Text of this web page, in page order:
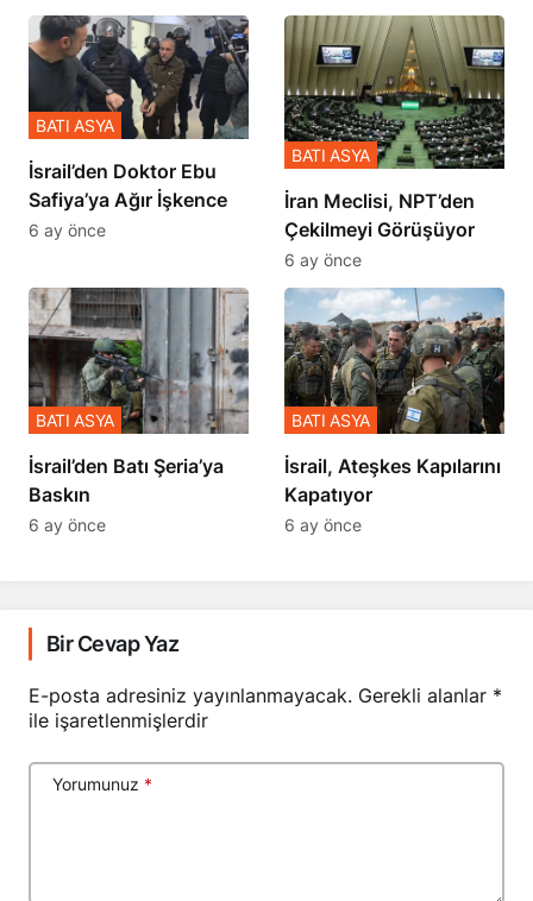
İsrail’den Doktor Ebu
Safiya’ya Ağır İşkence
BATI ASYA
6 ay önce
İran Meclisi, NPT’den
Çekilmeyi Görüşüyor
BATI ASYA
6 ay önce
​​​​​​​İsrail’den Batı Şeria’ya
Baskın
BATI ASYA
6 ay önce
İsrail, Ateşkes Kapılarını
Kapatıyor
BATI ASYA
6 ay önce
Bir Cevap Yaz
E-posta adresiniz yayınlanmayacak. Gerekli alanlar *
ile işaretlenmişlerdir
Yorumunuz *